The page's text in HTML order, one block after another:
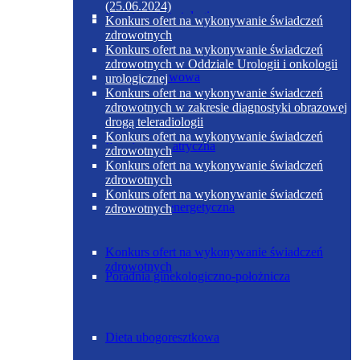
Poradnia diabetologiczna
Poradnia geriatryczna
Poradnia ginekologiczno-położnicza
Dieta podstawowa
Dieta ubogoenergetyczna
Dieta ubogoresztkowa
(25.06.2024)
Konkurs ofert na wykonywanie świadczeń
zdrowotnych
Konkurs ofert na wykonywanie świadczeń
zdrowotnych w Oddziale Urologii i onkologii
urologicznej
Konkurs ofert na wykonywanie świadczeń
zdrowotnych w zakresie diagnostyki obrazowej
drogą teleradiologii
Konkurs ofert na wykonywanie świadczeń
zdrowotnych
Konkurs ofert na wykonywanie świadczeń
zdrowotnych
Konkurs ofert na wykonywanie świadczeń
zdrowotnych
Konkurs ofert na wykonywanie świadczeń
zdrowotnych